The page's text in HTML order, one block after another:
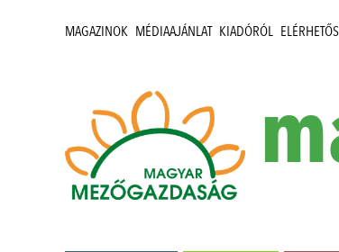
MAGAZINOK MÉDIAAJÁNLAT KIADÓRÓL